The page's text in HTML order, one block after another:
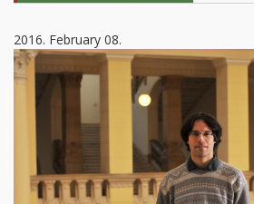
2016. February 08.